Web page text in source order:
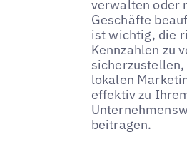
verwalten oder
Geschäfte
ist wichtig, die
Kennzahlen zu
lokalen
effektiv zu
beitragen.